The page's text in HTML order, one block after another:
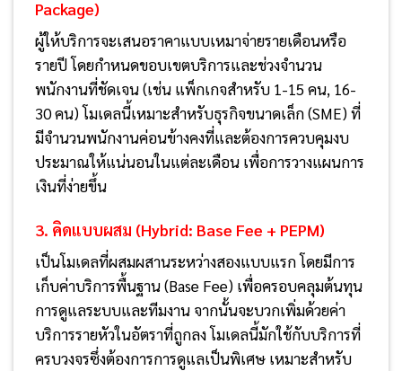
Package)
ผู้ให้บริการจะเสนอราคาแบบเหมาจ่ายรายเดือนหรือ
รายปี โดยกำหนดขอบเขตบริการและช่วงจำนวน
พนักงานที่ชัดเจน (เช่น แพ็กเกจสำหรับ 1-15 คน, 16-
30 คน) โมเดลนี้เหมาะสำหรับธุรกิจขนาดเล็ก (SME) ที่
มีจำนวนพนักงานค่อนข้างคงที่และต้องการควบคุมงบ
ประมาณให้แน่นอนในแต่ละเดือน เพื่อการวางแผนการ
เงินที่ง่ายขึ้น
3. คิดแบบผสม (Hybrid: Base Fee + PEPM)
เป็นโมเดลที่ผสมผสานระหว่างสองแบบแรก โดยมีการ
เก็บค่าบริการพื้นฐาน (Base Fee) เพื่อครอบคลุมต้นทุน
การดูแลระบบและทีมงาน จากนั้นจะบวกเพิ่มด้วยค่า
บริการรายหัวในอัตราที่ถูกลง โมเดลนี้มักใช้กับบริการที่
ครบวงจรซึ่งต้องการการดูแลเป็นพิเศษ เหมาะสำหรับ